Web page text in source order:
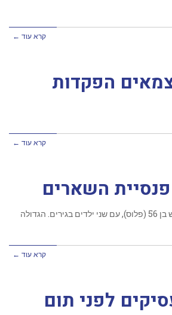
קרא עוד ←
הפקדות
קרא עוד ←
השארים
לאן הולך הכסף? אני גרוש בן 56 (פלוס), עם שני ילדים בגירים. הגדולה
קרא עוד ←
לפני תום